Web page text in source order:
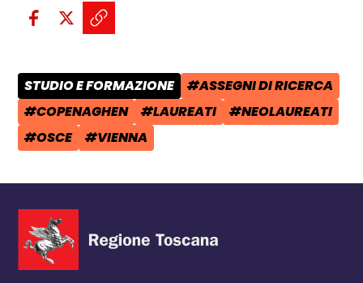
Condividi sui social:
Condividi su Facebook - apre
Condividi su X - apre una
Copia il link e condividi -
CATEGORIA POST:
STUDIO E FORMAZIONE TAG:
#ASSEGNI DI RICERCA
TAG:
#COPENAGHEN TAG:
#LAUREATI TAG:
#NEOLAUREATI
TAG:
#OSCE TAG:
#VIENNA